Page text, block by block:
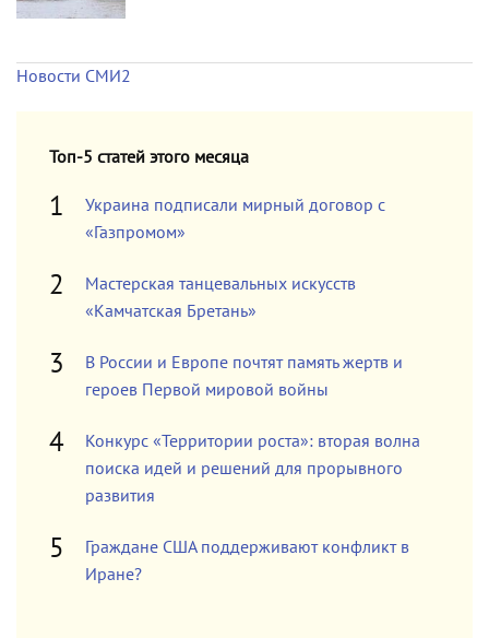
Новости СМИ2
Топ-5 статей этого месяца
Украина подписали мирный договор с
«Газпромом»
Мастерская танцевальных искусств
«Камчатская Бретань»
В России и Европе почтят память жертв и
героев Первой мировой войны
Конкурс «Территории роста»: вторая волна
поиска идей и решений для прорывного
развития
Граждане США поддерживают конфликт в
Иране?